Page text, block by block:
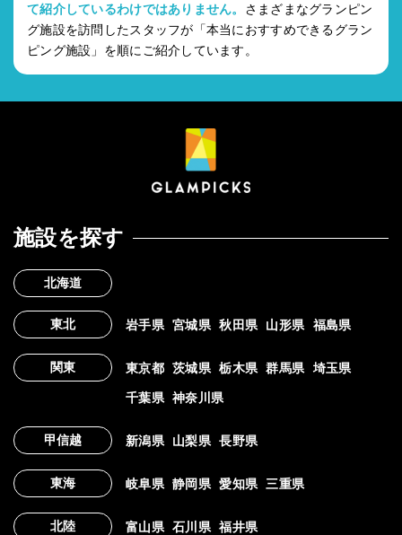
て紹介しているわけではありません。 さまざまなグランピン
グ施設を訪問したスタッフが「本当におすすめできるグラン
ピング施設」を順にご紹介しています。
施設を探す
北海道
東北 岩手県 宮城県 秋田県 山形県 福島県
関東 東京都 茨城県 栃木県 群馬県 埼玉県
千葉県 神奈川県
甲信越 新潟県 山梨県 長野県
東海 岐阜県 静岡県 愛知県 三重県
北陸 富山県 石川県 福井県